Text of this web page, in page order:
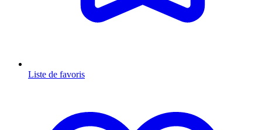
Liste de favoris